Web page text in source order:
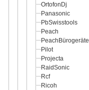
OrtofonDj
Panasonic
PbSwisstools
Peach
PeachBürogeräte
Pilot
Projecta
RaidSonic
Rcf
Ricoh